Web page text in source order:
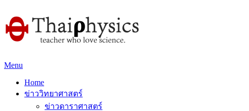
Menu
Home
ข่าววิทยาศาสตร์
ข่าวดาราศาสตร์